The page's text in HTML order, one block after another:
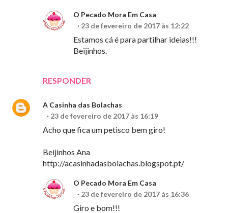
RESPONDER
O Pecado Mora Em Casa
23 de fevereiro de 2017 às 12:22
Estamos cá é para partilhar ideias!!!
Beijinhos.
A Casinha das Bolachas
23 de fevereiro de 2017 às 16:19
Acho que fica um petisco bem giro!
Beijinhos Ana
http://acasinhadasbolachas.blogspot.pt/
O Pecado Mora Em Casa
23 de fevereiro de 2017 às 16:36
Giro e bom!!!